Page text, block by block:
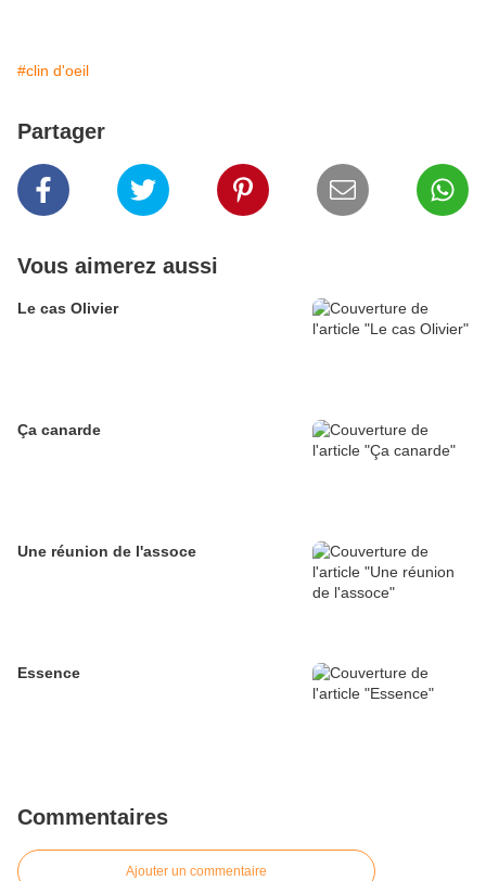
#clin d'oeil
Partager
Vous aimerez aussi
Le cas Olivier
Ça canarde
Une réunion de l'assoce
Essence
Commentaires
Ajouter un commentaire